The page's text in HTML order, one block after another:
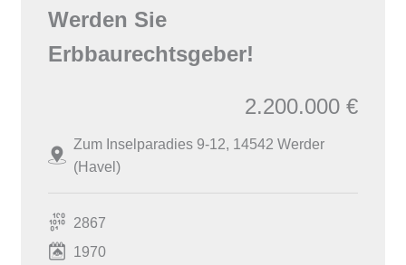
Werden Sie
Erbbaurechtsgeber!
Zum Inselparadies 9-12, 14542 Werder
(Havel)
2.200.000 €
2867
1970